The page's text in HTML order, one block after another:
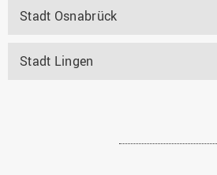
Stadt Osnabrück
Stadt Lingen